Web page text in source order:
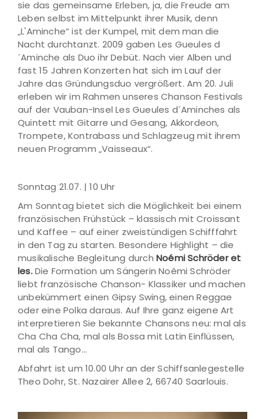
sie das gemeinsame Erleben, ja, die Freude am
Leben selbst im Mittelpunkt ihrer Musik, denn
„L'Aminche“ ist der Kumpel, mit dem man die
Nacht durchtanzt. 2009 gaben Les Gueules d
´Aminche als Duo ihr Debüt. Nach vier Alben und
fast 15 Jahren Konzerten hat sich im Lauf der
Jahre das Gründungsduo vergrößert. Am 20. Juli
erleben wir im Rahmen unseres Chanson Festivals
auf der Vauban-Insel Les Gueules d´Aminches als
Quintett mit Gitarre und Gesang, Akkordeon,
Trompete, Kontrabass und Schlagzeug mit ihrem
neuen Programm „Vaisseaux“.
Sonntag 21.07. | 10 Uhr
Am Sonntag bietet sich die Möglichkeit bei einem
französischen Frühstück – klassisch mit Croissant
und Kaffee – auf einer zweistündigen Schifffahrt
in den Tag zu starten. Besondere Highlight – die
musikalische Begleitung durch Noémi Schröder et
les.Die Formation um Sängerin Noémi Schröder
liebt französische Chanson- Klassiker und machen
unbekümmert einen Gipsy Swing, einen Reggae
oder eine Polka daraus. Auf Ihre ganz eigene Art
interpretieren Sie bekannte Chansons neu: mal als
Cha Cha Cha, mal als Bossa mit Latin Einflüssen,
mal als Tango...
Abfahrt ist um 10.00 Uhr an der Schiffsanlegestelle
Theo Dohr, St. Nazairer Allee 2, 66740 Saarlouis.